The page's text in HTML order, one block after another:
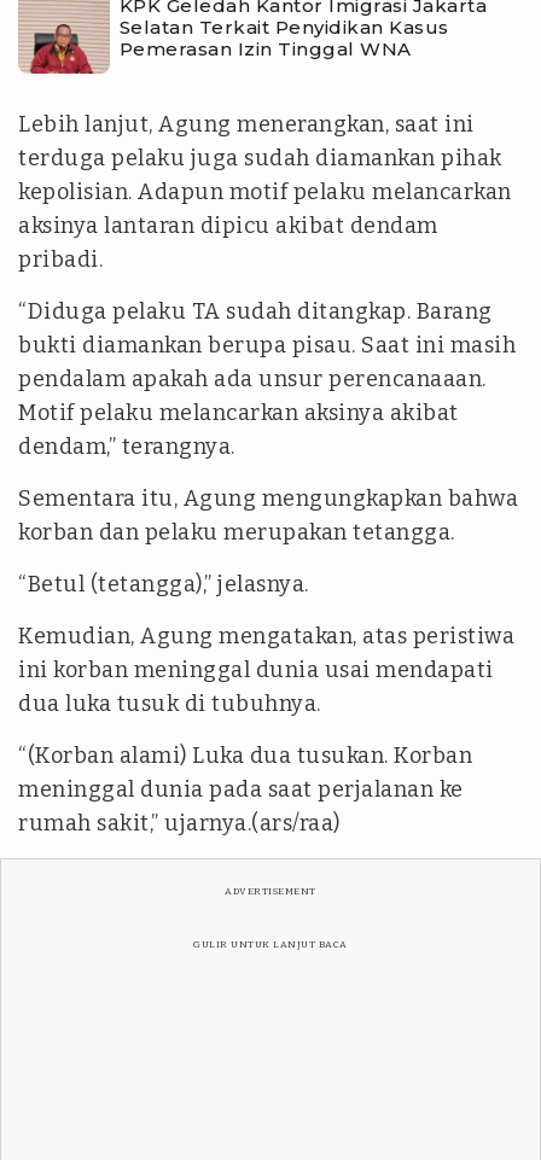
KPK Geledah Kantor Imigrasi Jakarta
Selatan Terkait Penyidikan Kasus
Pemerasan Izin Tinggal WNA
Lebih lanjut, Agung menerangkan, saat ini
terduga pelaku juga sudah diamankan pihak
kepolisian. Adapun motif pelaku melancarkan
aksinya lantaran dipicu akibat dendam
pribadi.
“Diduga pelaku TA sudah ditangkap. Barang
bukti diamankan berupa pisau. Saat ini masih
pendalam apakah ada unsur perencanaaan.
Motif pelaku melancarkan aksinya akibat
dendam,” terangnya.
Sementara itu, Agung mengungkapkan bahwa
korban dan pelaku merupakan tetangga.
“Betul (tetangga),” jelasnya.
Kemudian, Agung mengatakan, atas peristiwa
ini korban meninggal dunia usai mendapati
dua luka tusuk di tubuhnya.
“(Korban alami) Luka dua tusukan. Korban
meninggal dunia pada saat perjalanan ke
rumah sakit,” ujarnya.(ars/raa)
ADVERTISEMENT
GULIR UNTUK LANJUT BACA